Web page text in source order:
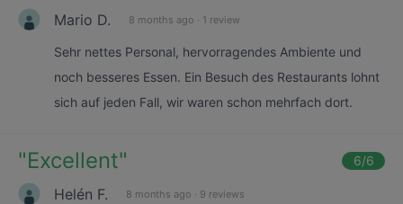
Mario D. 8 months ago · 1 review
Sehr nettes Personal, hervorragendes Ambiente und
noch besseres Essen. Ein Besuch des Restaurants lohnt
sich auf jeden Fall, wir waren schon mehrfach dort.
"Excellent" 6/6
Helén F. 8 months ago · 9 reviews